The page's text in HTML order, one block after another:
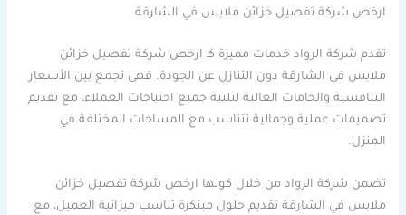
ارخص شركة تفصيل خزائن ملابس في الشارقة
تقدم شركة الرواد خدمات مميزة كـ ارخص شركة تفصيل خزائن
ملابس في الشارقة دون التنازل عن الجودة. فهي تجمع بين الأسعار
التنافسية والخامات العالية لتلبية جميع احتياجات العملاء، مع تقديم
تصميمات عملية وجمالية تتناسب مع المساحات المختلفة في
المنزل.
تضمن شركة الرواد من خلال كونها ارخص شركة تفصيل خزائن
ملابس في الشارقة تقديم حلول مبتكرة تناسب ميزانية العميل، مع